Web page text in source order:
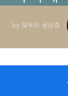
의 의
충이란
by 모두의 궁금증